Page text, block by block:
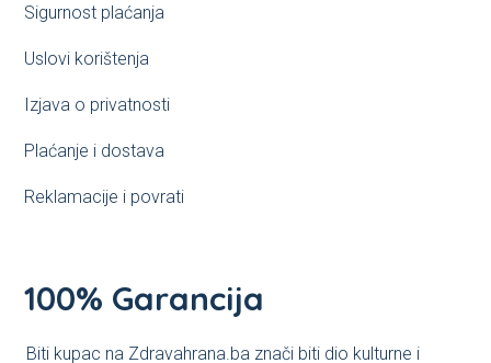
Sigurnost plaćanja
Uslovi korištenja
Izjava o privatnosti
Plaćanje i dostava
Reklamacije i povrati
100% Garancija
Biti kupac na Zdravahrana.ba znači biti dio kulturne i